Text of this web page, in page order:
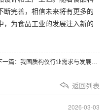
完善，相信未来将有更多的
为食品工业的发展注入新的
下一篇：我国质构仪行业需求与发展态势
返回列表
2026-03-03